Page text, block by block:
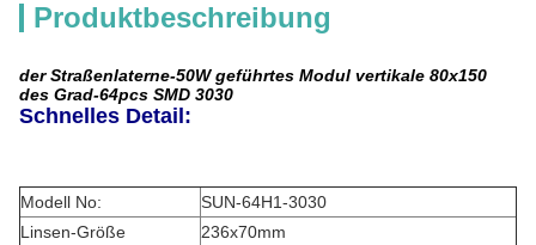
Produktbeschreibung
der Straßenlaterne-50W geführtes Modul vertikale 80x150
des Grad-64pcs SMD 3030
Schnelles Detail:
Modell No:
SUN-64H1-3030
Linsen-Größe
236x70mm